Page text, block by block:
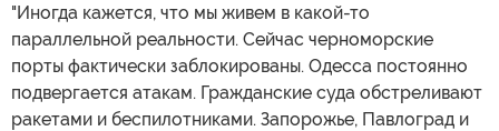
"Иногда кажется, что мы живем в какой-то
параллельной реальности. Сейчас черноморские
порты фактически заблокированы. Одесса постоянно
подвергается атакам. Гражданские суда обстреливают
ракетами и беспилотниками. Запорожье, Павлоград и